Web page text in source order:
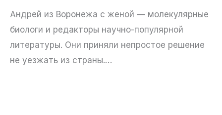
Андрей из Воронежа с женой — молекулярные
биологи и редакторы научно-популярной
литературы. Они приняли непростое решение
не уезжать из страны.…